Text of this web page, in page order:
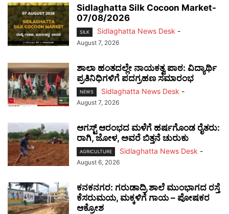
Sidlaghatta Silk Cocoon Market-
07/08/2026
SILK Sidlaghatta News Desk -
August 7, 2026
ಶಾಲಾ ಹಂತದಲ್ಲೇ ನಾಯಕತ್ವ ಪಾಠ: ವಿದ್ಯಾರ್ಥಿ
ಪ್ರತಿನಿಧಿಗಳಿಗೆ ಪದಗ್ರಹಣ ಸಮಾರಂಭ
NEWS Sidlaghatta News Desk -
August 7, 2026
ಆಗಸ್ಟ್ ಆರಂಭದ ಮಳೆಗೆ ಹರ್ಷಗೊಂಡ ರೈತರು:
ರಾಗಿ, ಜೋಳ, ಅವರೆ ಬಿತ್ತನೆ ಚುರುಕು
AGRICULTURE Sidlaghatta News Desk -
August 6, 2026
ಕನಕನಗರ: ಗರುಡಾದ್ರಿ ಶಾಲೆ ಮುಂಭಾಗದ ರಸ್ತೆ
ಕೆಸರುಮಯ, ಮಕ್ಕಳಿಗೆ ಗಾಯ – ಪೋಷಕರ
ಆಕ್ರೋಶ